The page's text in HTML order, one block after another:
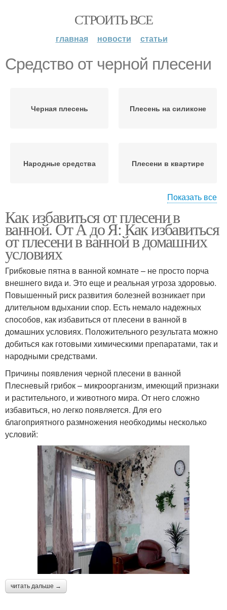
СТРОИТЬ ВСЕ
главная новости статьи
Средство от черной плесени
Черная плесень Плесень на силиконе
Народные средства Плесени в квартире
Зеленая плесень Розовая плесень
Белая плесень Синяя плесень
Средства от плесени
Плесени в ванной
комнате
Эффективные средства Эффективное средство
Средство от плесени
Вещества против
плесени
Плесень на стенах
Показать все
Как избавиться от плесени в
ванной. От А до Я: Как избавиться
от плесени в ванной в домашних
условиях
Грибковые пятна в ванной комнате – не просто порча
внешнего вида и. Это еще и реальная угроза здоровью.
Повышенный риск развития болезней возникает при
длительном вдыхании спор. Есть немало надежных
способов, как избавиться от плесени в ванной в
домашних условиях. Положительного результата можно
добиться как готовыми химическими препаратами, так и
народными средствами.
Причины появления черной плесени в ванной
Плесневый грибок – микроорганизм, имеющий признаки
и растительного, и животного мира. От него сложно
избавиться, но легко появляется. Для его
благоприятного размножения необходимы несколько
условий:
читать дальше →